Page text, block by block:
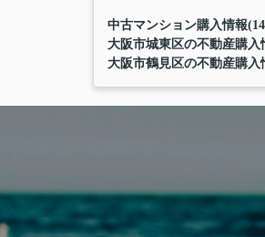
中古マンション購入情報
大阪市城東区の不動産購入
大阪市鶴見区の不動産購入